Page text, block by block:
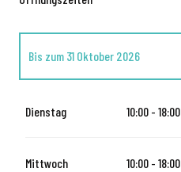
Bis zum 31 Oktober 2026
Dienstag 10:00 - 18:00
Mittwoch 10:00 - 18:00